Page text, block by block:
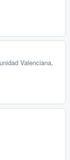
Valenciana,